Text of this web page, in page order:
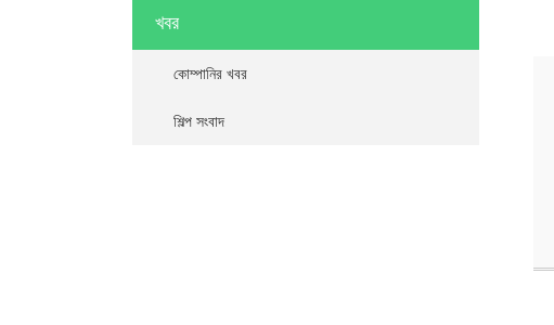
খবর
কোম্পানির খবর
শিল্প সংবাদ